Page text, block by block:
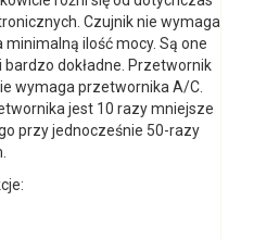
Czujnik nie wymaga
ilość mocy. Są one
dokładne. Przetwornik
wymaga przetwornika A/C.
jest 10 razy mniejsze
przy jednocześnie 50-razy